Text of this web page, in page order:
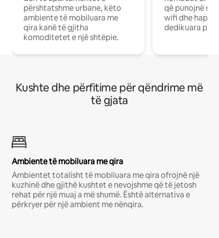
përshtatshme urbane, këto
ambiente të mobiluara me
qira kanë të gjitha
komoditetet e një shtëpie.
që punojnë në
wifi dhe
dedikuara
Kushte dhe përfitime për qëndrime më
të gjata
Ambiente të mobiluara me qira
Ambientet totalisht të mobiluara me qira ofrojnë një
kuzhinë dhe gjithë kushtet e nevojshme që të jetosh
rehat për një muaj a më shumë. Është alternativa e
përkryer për një ambient me nënqira.